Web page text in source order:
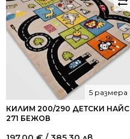
КИЛИМ 200/290 ДЕТСКИ НАЙС
271 БЕЖОВ
5 размера